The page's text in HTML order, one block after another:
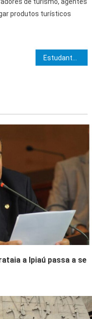
produtos turísticos
a Ipiaú passa a se